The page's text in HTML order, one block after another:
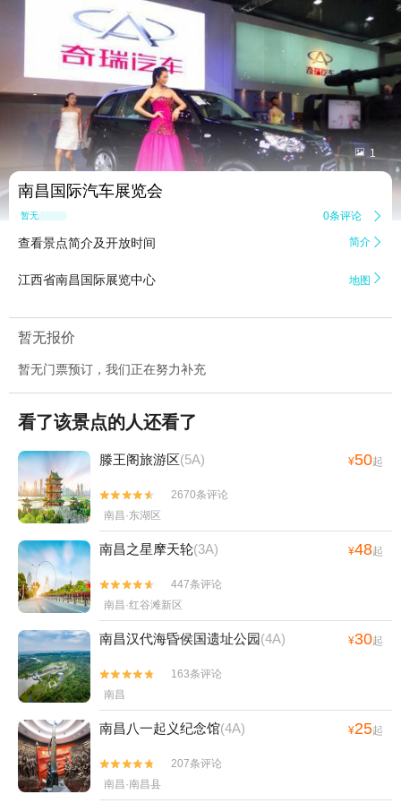
 1
南昌国际汽车展览会
暂无点评 0条评论 
查看景点简介及开放时间 简介 
江西省南昌国际展览中心 地图 
暂无报价
暂无门票预订，我们正在努力补充
看了该景点的人还看了
滕王阁旅游区(5A) ¥50起


2670条评论
南昌·东湖区
南昌之星摩天轮(3A) ¥48起


447条评论
南昌·红谷滩新区
南昌汉代海昏侯国遗址公园(4A) ¥30起


163条评论
南昌
南昌八一起义纪念馆(4A) ¥25起


207条评论
南昌·南昌县
